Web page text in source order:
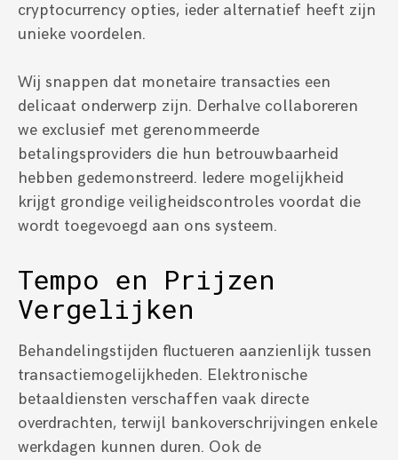
cryptocurrency opties, ieder alternatief heeft zijn
unieke voordelen.
Wij snappen dat monetaire transacties een
delicaat onderwerp zijn. Derhalve collaboreren
we exclusief met gerenommeerde
betalingsproviders die hun betrouwbaarheid
hebben gedemonstreerd. Iedere mogelijkheid
krijgt grondige veiligheidscontroles voordat die
wordt toegevoegd aan ons systeem.
Tempo en Prijzen
Vergelijken
Behandelingstijden fluctueren aanzienlijk tussen
transactiemogelijkheden. Elektronische
betaaldiensten verschaffen vaak directe
overdrachten, terwijl bankoverschrijvingen enkele
werkdagen kunnen duren. Ook de